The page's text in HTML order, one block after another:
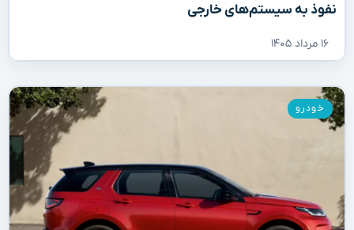
نفوذ به سیستم‌های خارجی
۱۶ مرداد ۱۴۰۵
خودرو